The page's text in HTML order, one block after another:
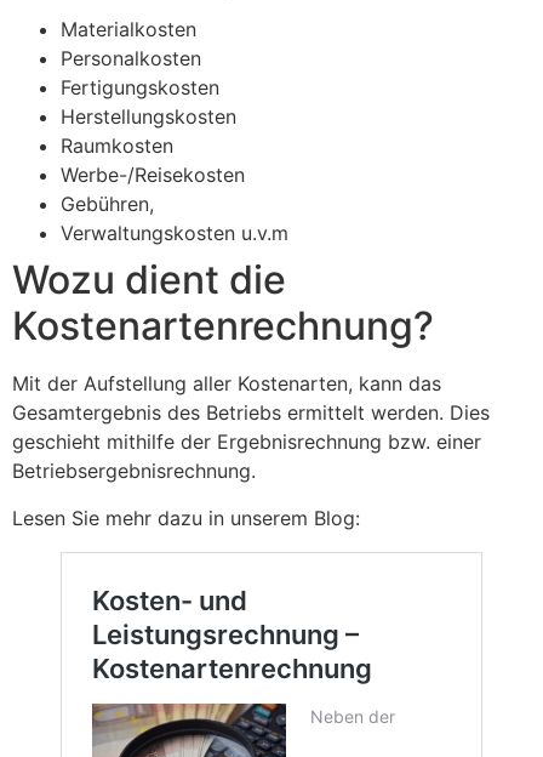
Materialkosten
Personalkosten
Fertigungskosten
Herstellungskosten
Raumkosten
Werbe-/Reisekosten
Gebühren,
Verwaltungskosten u.v.m
Wozu dient die
Kostenartenrechnung?
Mit der Aufstellung aller Kostenarten, kann das
Gesamtergebnis des Betriebs ermittelt werden. Dies
geschieht mithilfe der Ergebnisrechnung bzw. einer
Betriebsergebnisrechnung.
Lesen Sie mehr dazu in unserem Blog: